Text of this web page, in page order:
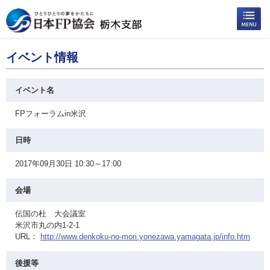
イベント情報
イベント名
FPフォーラムin米沢
日時
2017年09月30日 10:30～17:00
会場
伝国の杜 大会議室
米沢市丸の内1-2-1
URL：
http://www.denkoku-no-mori.yonezawa.yamagata.jp/info.htm
後援等